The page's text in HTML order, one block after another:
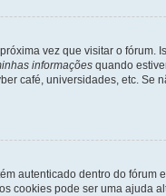
vez que visitar o
informações quando
café, universidades, etc.
autenticado dentro do
cookies pode ser uma ajuda